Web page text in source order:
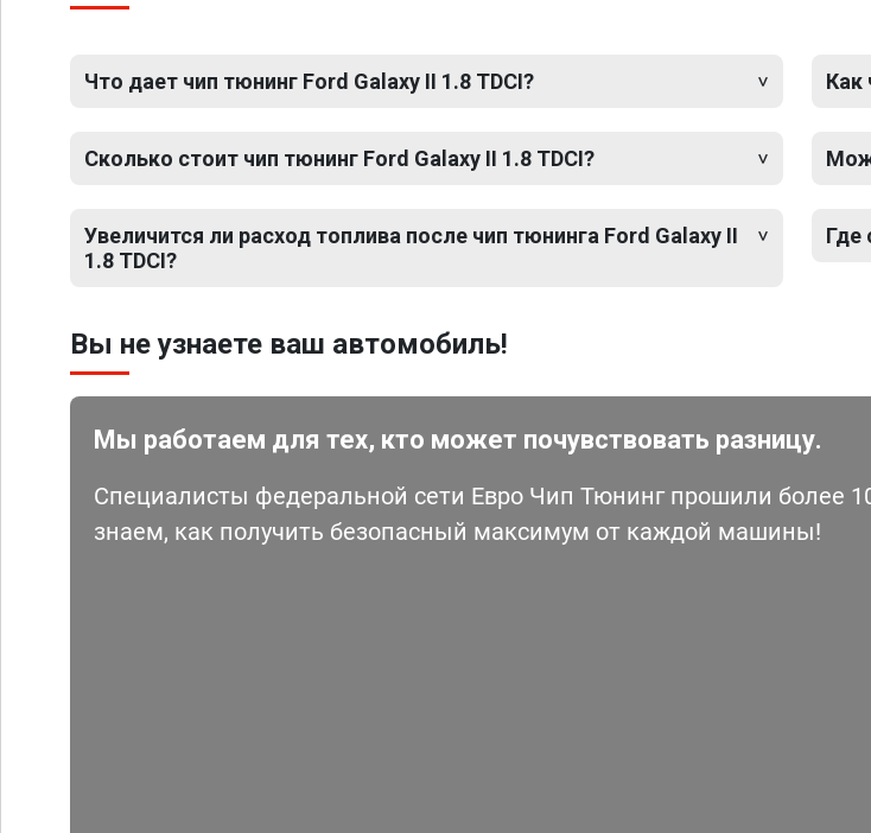
Что дает чип тюнинг Ford Galaxy II 1.8 TDCI?
Сколько стоит чип тюнинг Ford Galaxy II 1.8 TDCI?
Увеличится ли расход топлива после чип тюнинга Ford Galaxy II
1.8 TDCI?
Как
Где
Вы не узнаете ваш автомобиль!
Мы работаем для тех, кто может почувствовать разницу.
Специалисты федеральной сети Евро Чип Тюнинг прошили более
знаем, как получить безопасный максимум от каждой машины!